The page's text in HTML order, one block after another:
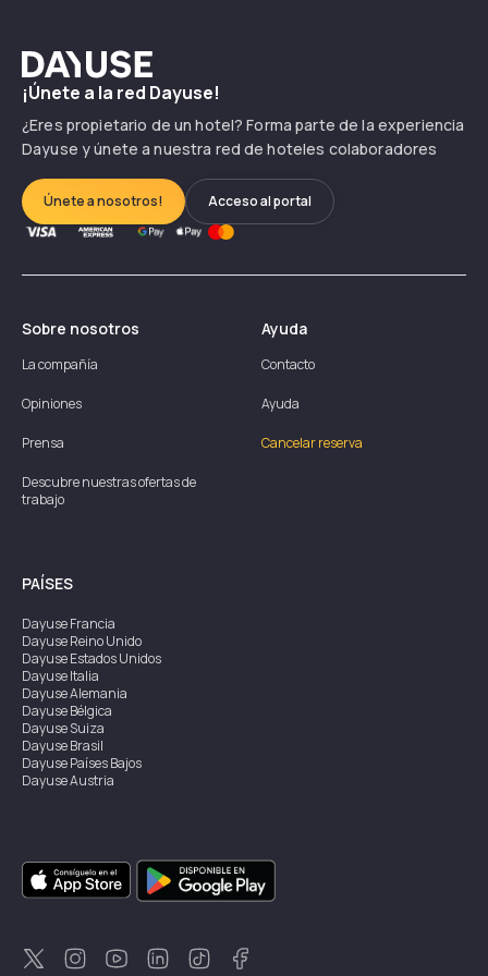
Dayuse
¡Únete a la red Dayuse!
¿Eres propietario de un hotel? Forma parte de la experiencia
Dayuse y únete a nuestra red de hoteles colaboradores
Únete a nosotros! Acceso al portal
Sobre nosotros
La compañía
Opiniones
Prensa
Descubre nuestras ofertas de
trabajo
Ayuda
Contacto
Ayuda
Cancelar reserva
PAÍSES
DayuseFrancia
DayuseReino Unido
DayuseEstados Unidos
DayuseItalia
DayuseAlemania
DayuseBélgica
DayuseSuiza
DayuseBrasil
DayusePaíses Bajos
DayuseAustria
DayuseSingapur
DayuseSuecia
DayuseTailandia
DayuseNueva Zelanda
DayuseTurquía